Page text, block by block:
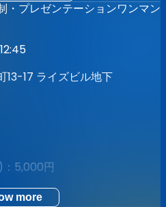
プレゼンテーションワンマン
13-17 ライズビル地下
：5,000円
more